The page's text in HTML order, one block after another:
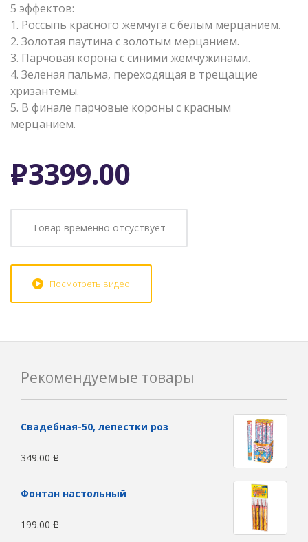
5 эффектов:
1. Россыпь красного жемчуга с белым мерцанием.
2. Золотая паутина с золотым мерцанием.
3. Парчовая корона с синими жемчужинами.
4. Зеленая пальма, переходящая в трещащие
хризантемы.
5. В финале парчовые короны с красным
мерцанием.
Р3399.00
Товар временно отсуствует
Посмотреть видео
Рекомендуемые товары
Свадебная-50, лепестки роз
349.00 Р
Фонтан настольный
199.00 Р